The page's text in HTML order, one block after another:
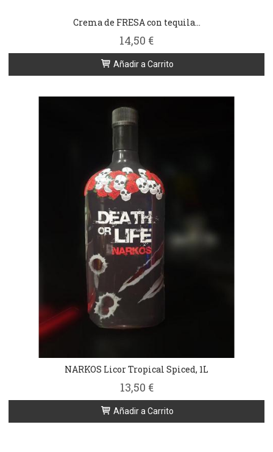
Crema de FRESA con tequila...
14,50 €
Añadir a Carrito
NARKOS Licor Tropical Spiced, 1L
13,50 €
Añadir a Carrito